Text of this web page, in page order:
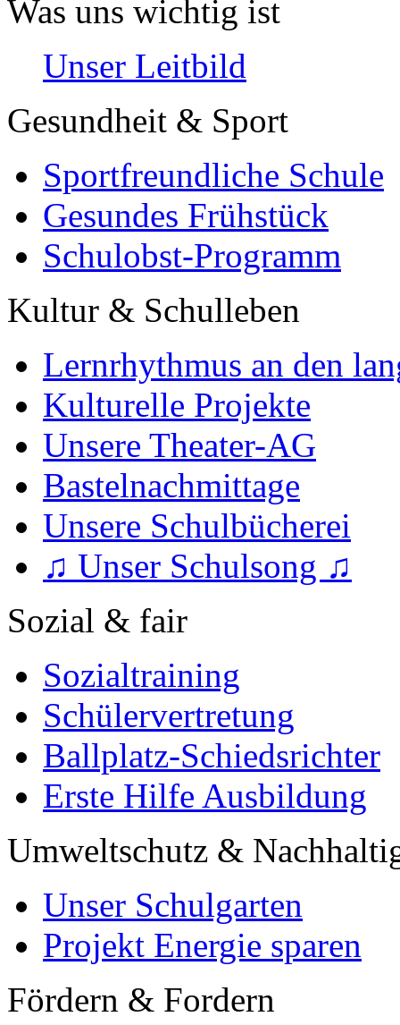
Was uns wichtig ist
Unser Leitbild
Gesundheit & Sport
Sportfreundliche Schule
Gesundes Frühstück
Schulobst-Programm
Kultur & Schulleben
Lernrhythmus an den
Kulturelle Projekte
Unsere Theater-AG
Bastelnachmittage
Unsere Schulbücherei
♫ Unser Schulsong ♫
Sozial & fair
Sozialtraining
Schülervertretung
Ballplatz-Schiedsrichter
Erste Hilfe Ausbildung
Umweltschutz &
Unser Schulgarten
Projekt Energie sparen
Fördern & Fordern